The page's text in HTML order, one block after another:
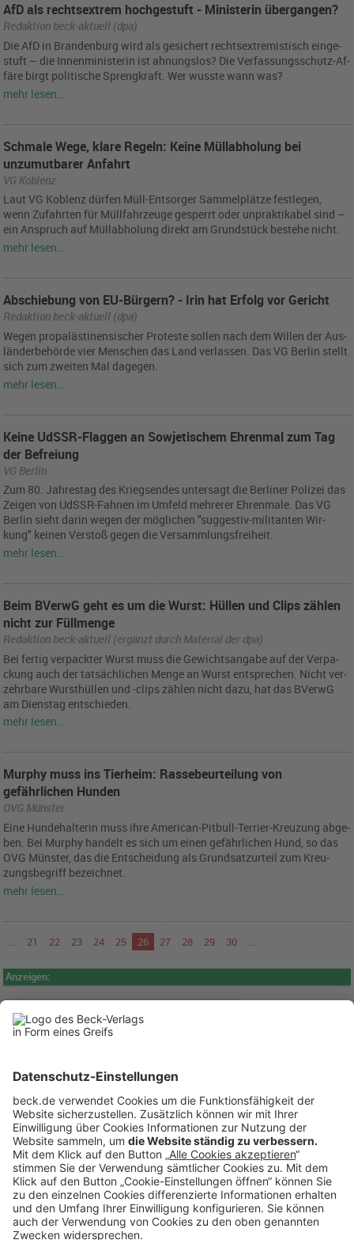
AfD als rechtsextrem hochgestuft - Ministerin übergangen?
Redaktion beck-aktuell (dpa)
Die AfD in Bran­den­burg wird als ge­si­chert rechts­ex­tre­mis­tisch ein­ge­
stuft – die In­nen­mi­nis­te­rin ist ah­nungs­los? Die Ver­fas­sungs­schutz-Af­
fä­re birgt po­li­ti­sche Spreng­kraft. Wer wuss­te wann was?
mehr lesen…
Schmale Wege, klare Regeln: Keine Müllabholung bei
unzumutbarer Anfahrt
VG Koblenz
Laut VG Ko­blenz dür­fen Müll-Ent­sor­ger Sam­mel­plät­ze fest­le­gen,
wenn Zu­fahr­ten für Müll­fahr­zeu­ge ge­sperrt oder un­prak­ti­ka­bel sind –
ein An­spruch auf Müll­ab­ho­lung di­rekt am Grund­stück be­stehe nicht.
mehr lesen…
Abschiebung von EU-Bürgern? - Irin hat Erfolg vor Gericht
Redaktion beck-aktuell (dpa)
Wegen pro­pa­läs­ti­nen­si­scher Pro­tes­te sol­len nach dem Wil­len der Aus­
län­der­be­hör­de vier Men­schen das Land ver­las­sen. Das VG Ber­lin stellt
sich zum zwei­ten Mal da­ge­gen.
mehr lesen…
Keine UdSSR-Flaggen an Sowjetischem Ehrenmal zum Tag
der Befreiung
VG Berlin
Zum 80. Jah­res­tag des Kriegs­en­des un­ter­sagt die Ber­li­ner Po­li­zei das
Zei­gen von UdSSR-Fah­nen im Um­feld meh­re­rer Eh­ren­ma­le. Das VG
Ber­lin sieht darin wegen der mög­li­chen "sug­ges­tiv-mi­li­tan­ten Wir­
kung" kei­nen Ver­stoß gegen die Ver­samm­lungs­frei­heit.
mehr lesen…
Beim BVerwG geht es um die Wurst: Hüllen und Clips zählen
nicht zur Füllmenge
Redaktion beck-aktuell (ergänzt durch Material der dpa)
Bei fer­tig ver­pack­ter Wurst muss die Ge­wichts­an­ga­be auf der Ver­pa­
ckung auch der tat­säch­li­chen Menge an Wurst ent­spre­chen. Nicht ver­
zehr­ba­re Wurst­hül­len und -clips zäh­len nicht dazu, hat das BVer­wG
am Diens­tag ent­schie­den.
mehr lesen…
Murphy muss ins Tierheim: Rassebeurteilung von
gefährlichen Hunden
OVG Münster
Eine Hun­de­hal­te­rin muss ihre Ame­ri­can-Pit­bull-Ter­ri­er-Kreu­zung ab­ge­
ben. Bei Mur­phy han­delt es sich um einen ge­fähr­li­chen Hund, so das
OVG Müns­ter, das die Ent­schei­dung als Grund­satz­ur­teil zum Kreu­
zungs­be­griff be­zeich­net.
mehr lesen…
... 21 22 23 24 25 26 27 28 29 30 ...
Anzeigen: